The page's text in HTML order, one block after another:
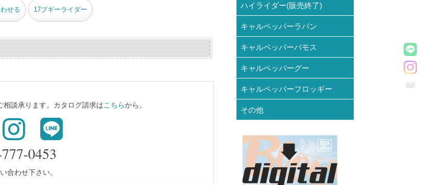
せる 17ブギーライダー
相談承ります。カタログ請求はこちらから。
0453
合わせ下さい。
ハイライダー(販売終了)
キャルペッパーラパン
キャルペッパーバモス
キャルペッパーグー
キャルペッパーフロッギー
その他